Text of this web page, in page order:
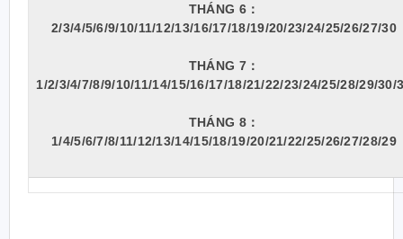
THÁNG 6：
2/3/4/5/6/9/10/11/12/13/16/17/18/19/20/23/24/25/26/27/30
THÁNG 7：
1/2/3/4/7/8/9/10/11/14/15/16/17/18/21/22/23/24/25/28/29/30/
THÁNG 8：
1/4/5/6/7/8/11/12/13/14/15/18/19/20/21/22/25/26/27/28/29